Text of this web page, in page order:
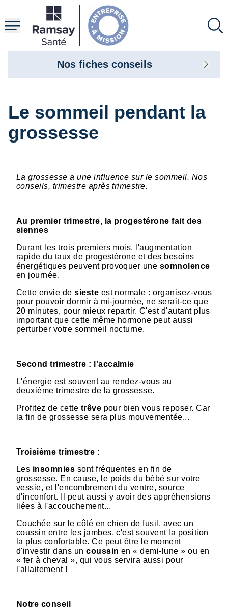
contenu
principal
Le sommeil pendant la
grossesse
La grossesse a une influence sur le sommeil. Nos
conseils, trimestre après trimestre.
Au premier trimestre, la progestérone fait des
siennes
Durant les trois premiers mois, l'augmentation
rapide du taux de progestérone et des besoins
énergétiques peuvent provoquer une somnolence
en journée.
Cette envie desieste est normale : organisez-vous
pour pouvoir dormir à mi-journée, ne serait-ce que
20 minutes, pour mieux repartir. C'est d'autant plus
important que cette même hormone peut aussi
perturber votre sommeil nocturne.
Second trimestre : l'accalmie
L'énergie est souvent au rendez-vous au
deuxième trimestre de la grossesse.
Profitez de cette trêve pour bien vous reposer. Car
la fin de grossesse sera plus mouvementée...
Troisième trimestre :
Les insomnies sont fréquentes en fin de
grossesse. En cause, le poids du bébé sur votre
vessie, et l'encombrement du ventre, source
d'inconfort. Il peut aussi y avoir des appréhensions
liées à l'accouchement...
Couchée sur le côté en chien de fusil, avec un
coussin entre les jambes, c'est souvent la position
la plus confortable. Ce peut être le moment
d'investir dans uncoussin en « demi-lune » ou en
« fer à cheval », qui vous servira aussi pour
l'allaitement !
Notre conseil
Nos fiches conseils